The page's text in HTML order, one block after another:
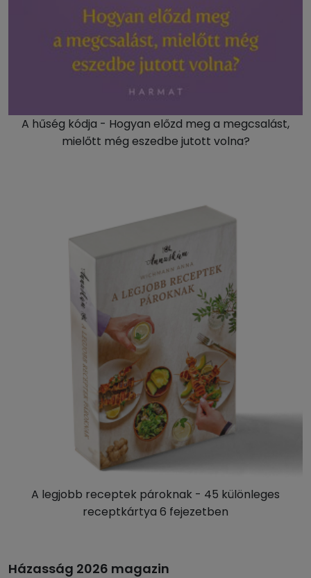
A hűség kódja - Hogyan előzd meg a megcsalást,
mielőtt még eszedbe jutott volna?
A legjobb receptek pároknak - 45 különleges
receptkártya 6 fejezetben
Házasság 2026 magazin